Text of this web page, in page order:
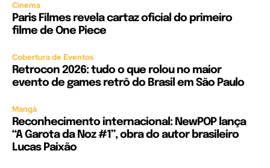
Cinema
Paris Filmes revela cartaz oficial do primeiro
filme de One Piece
Cobertura de Eventos
Retrocon 2026: tudo o que rolou no maior
evento de games retrô do Brasil em São Paulo
Mangá
Reconhecimento internacional: NewPOP lança
“A Garota da Noz #1”, obra do autor brasileiro
Lucas Paixão